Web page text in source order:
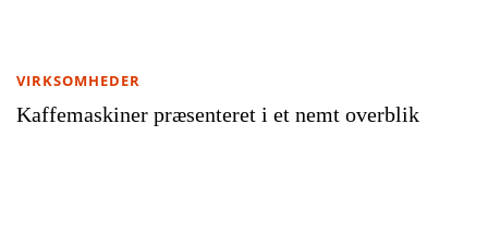
Kaffemaskiner præsenteret i et nemt overblik
VIRKSOMHEDER